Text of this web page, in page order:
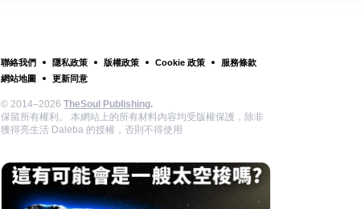
聯絡我們 隱私政策 版權政策 Cookie 政策
服務條款
網站地圖
更新同意
© 2014–2026 TheSoul Publishing.
保留所有權利。 本網站上的所有材料內容均受版權保護，除非
獲得亮生活 Daleba 的授權，否則不得使用